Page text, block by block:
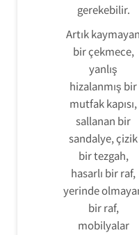
gerekebilir.
Artık kaymayan
bir çekmece,
yanlış
hizalanmış bir
mutfak kapısı,
sallanan bir
sandalye, çizik
bir tezgah,
hasarlı bir raf,
yerinde
bir raf,
mobilyalar